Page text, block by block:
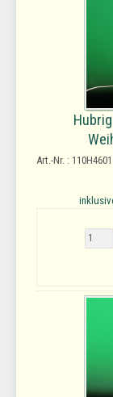
Art.-Nr. : 110H4601